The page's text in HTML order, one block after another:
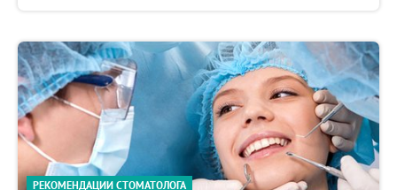
РЕКОМЕНДАЦИИ СТОМАТОЛОГА